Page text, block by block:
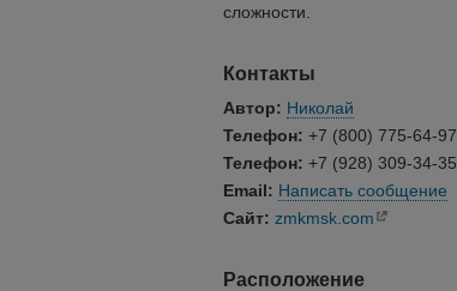
сложности.
Контакты
Автор: Николай
Телефон: +7 (800) 775-64-97
Телефон: +7 (928) 309-34-35
Email: Написать сообщение
Сайт: zmkmsk.com
Расположение